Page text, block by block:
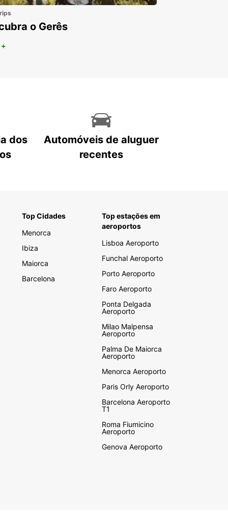
o Gerês
dos
Automóveis de aluguer
recentes
Top Cidades
Menorca
Ibiza
Maiorca
Barcelona
Top estações em
aeroportos
Lisboa Aeroporto
Funchal Aeroporto
Porto Aeroporto
Faro Aeroporto
Ponta Delgada
Aeroporto
Milao Malpensa
Aeroporto
Palma De Maiorca
Aeroporto
Menorca Aeroporto
Paris Orly Aeroporto
Barcelona Aeroporto
T1
Roma Fiumicino
Aeroporto
Genova Aeroporto